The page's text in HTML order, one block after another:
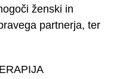
ženski in
partnerja, ter